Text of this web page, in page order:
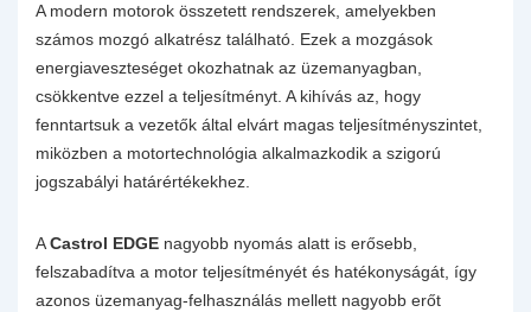
A modern motorok összetett rendszerek, amelyekben
számos mozgó alkatrész található. Ezek a mozgások
energiaveszteséget okozhatnak az üzemanyagban,
csökkentve ezzel a teljesítményt. A kihívás az, hogy
fenntartsuk a vezetők által elvárt magas teljesítményszintet,
miközben a motortechnológia alkalmazkodik a szigorú
jogszabályi határértékekhez.
ACastrol EDGE nagyobb nyomás alatt is erősebb,
felszabadítva a motor teljesítményét és hatékonyságát, így
azonos üzemanyag-felhasználás mellett nagyobb erőt